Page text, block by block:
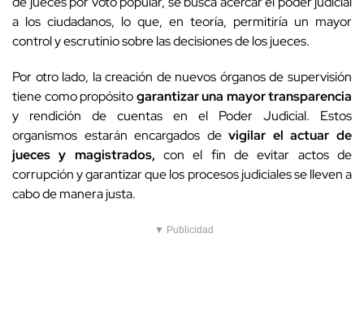
a los ciudadanos, lo que, en teoría, permitiría un mayor
control y escrutinio sobre las decisiones de los jueces.
Por otro lado, la creación de nuevos órganos de supervisión
tiene como propósitogarantizar una mayor transparencia
y rendición de cuentas en el Poder Judicial. Estos
organismos estarán encargados devigilar el actuar de
jueces y magistrados, con el fin de evitar actos de
corrupción y garantizar que los procesos judiciales se lleven a
cabo de manera justa.
▼ Publicidad